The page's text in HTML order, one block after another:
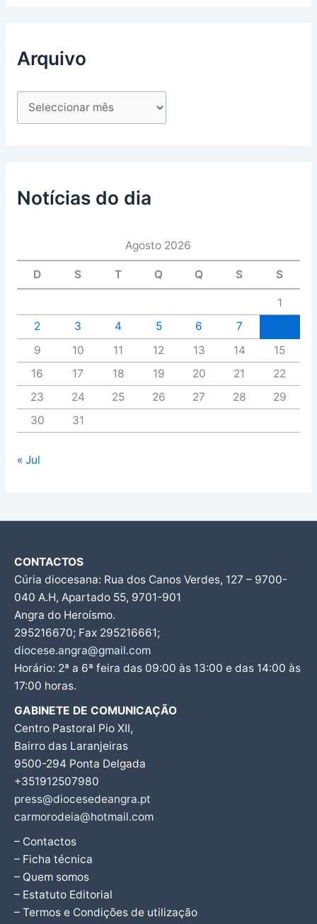
Arquivo
Notícias do dia
Agosto 2026
D S T Q Q S S
1
2
3 4 5 6 7
9
10 11 12 13 14
15
16
17 18 19 20 21
22
23
24 25 26 27 28
29
30
31
« Jul
CONTACTOS
Cúria diocesana: Rua dos Canos Verdes, 127 – 9700-
040 A.H, Apartado 55, 9701-901
Angra do Heroísmo.
295216670; Fax 295216661;
diocese.angra@gmail.com
Horário: 2ª a 6ª feira das 09:00 às 13:00 e das 14:00 às
17:00 horas.
GABINETE DE COMUNICAÇÃO
Centro Pastoral Pio XII,
Bairro das Laranjeiras
9500-294 Ponta Delgada
+351912507980
press@diocesedeangra.pt
carmorodeia@hotmail.com
– Contactos
– Ficha técnica
– Quem somos
– Estatuto Editorial
– Termos e Condições de utilização